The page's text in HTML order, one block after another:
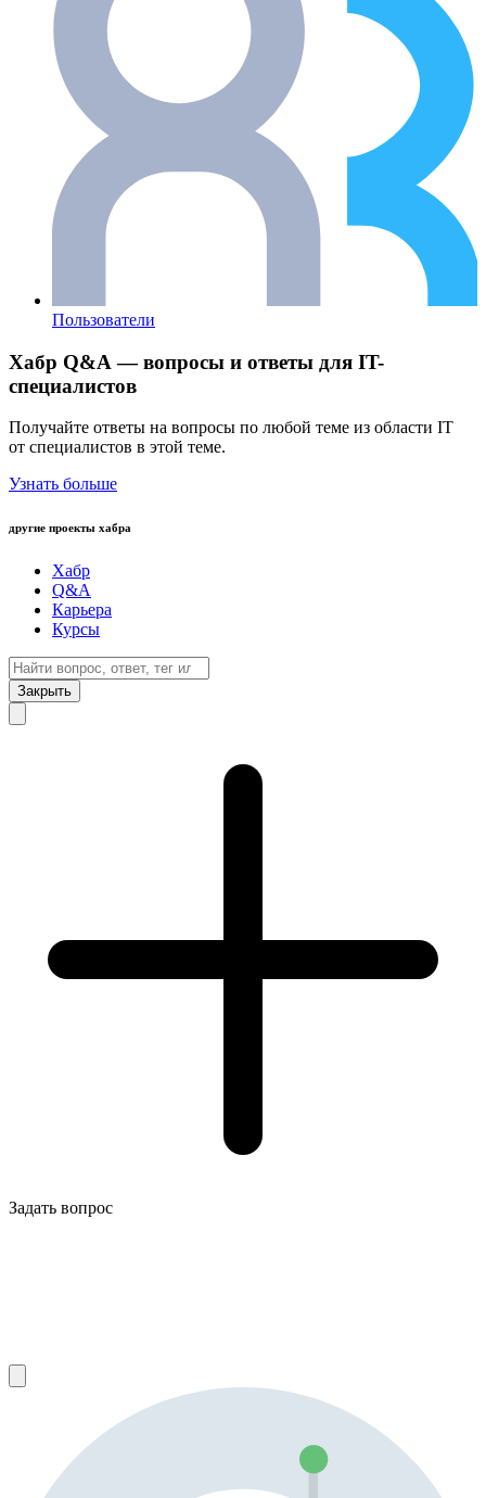
Пользователи
Хабр Q&A — вопросы и ответы для IT-
специалистов
Получайте ответы на вопросы по любой теме из области IT
от специалистов в этой теме.
Узнать больше
другие проекты хабра
Хабр
Q&A
Карьера
Курсы
Закрыть
Задать вопрос